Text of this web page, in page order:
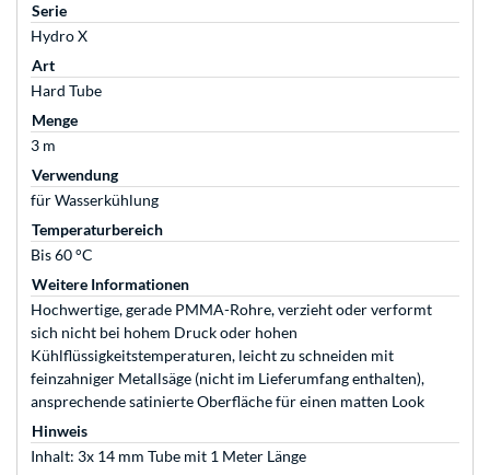
Serie
Hydro X
Art
Hard Tube
Menge
3 m
Verwendung
für Wasserkühlung
Temperaturbereich
Bis 60 °C
Weitere Informationen
Hochwertige, gerade PMMA-Rohre, verzieht oder verformt
sich nicht bei hohem Druck oder hohen
Kühlflüssigkeitstemperaturen, leicht zu schneiden mit
feinzahniger Metallsäge (nicht im Lieferumfang enthalten),
ansprechende satinierte Oberfläche für einen matten Look
Hinweis
Inhalt: 3x 14 mm Tube mit 1 Meter Länge